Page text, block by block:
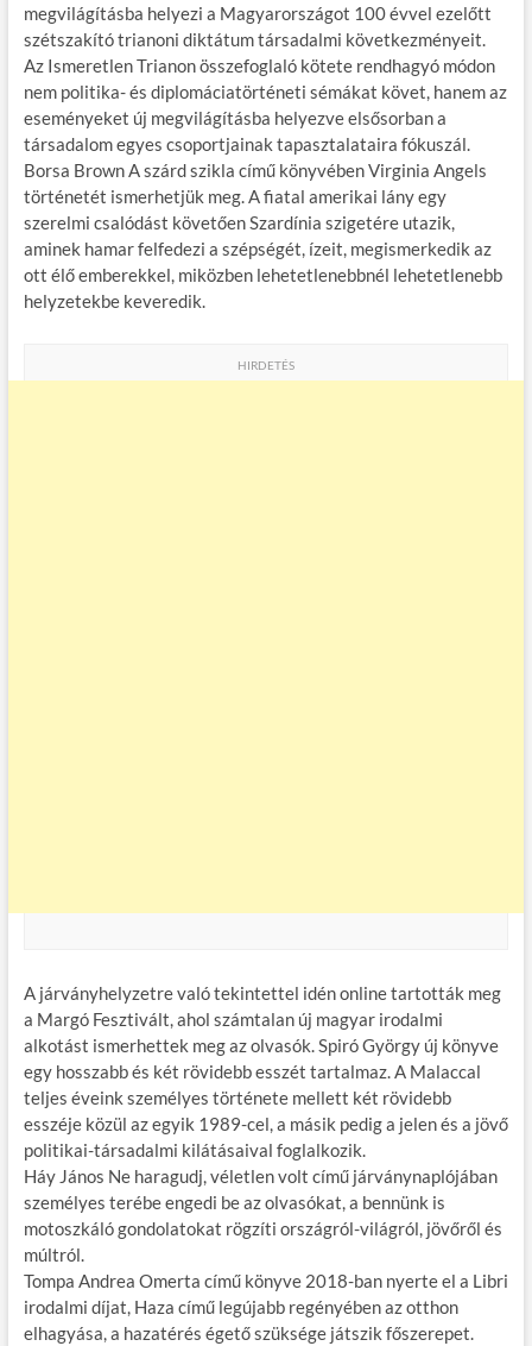
megvilágításba helyezi a Magyarországot 100 évvel ezelőtt
szétszakító trianoni diktátum társadalmi következményeit.
Az Ismeretlen Trianon összefoglaló kötete rendhagyó módon
nem politika- és diplomáciatörténeti sémákat követ, hanem az
eseményeket új megvilágításba helyezve elsősorban a
társadalom egyes csoportjainak tapasztalataira fókuszál.
Borsa Brown A szárd szikla című könyvében Virginia Angels
történetét ismerhetjük meg. A fiatal amerikai lány egy
szerelmi csalódást követően Szardínia szigetére utazik,
aminek hamar felfedezi a szépségét, ízeit, megismerkedik az
ott élő emberekkel, miközben lehetetlenebbnél lehetetlenebb
helyzetekbe keveredik.
HIRDETÉS
A járványhelyzetre való tekintettel idén online tartották meg
a Margó Fesztivált, ahol számtalan új magyar irodalmi
alkotást ismerhettek meg az olvasók. Spiró György új könyve
egy hosszabb és két rövidebb esszét tartalmaz. A Malaccal
teljes éveink személyes története mellett két rövidebb
esszéje közül az egyik 1989-cel, a másik pedig a jelen és a jövő
politikai-társadalmi kilátásaival foglalkozik.
Háy János Ne haragudj, véletlen volt című járványnaplójában
személyes terébe engedi be az olvasókat, a bennünk is
motoszkáló gondolatokat rögzíti országról-világról, jövőről és
múltról.
Tompa Andrea Omerta című könyve 2018-ban nyerte el a Libri
irodalmi díjat, Haza című legújabb regényében az otthon
elhagyása, a hazatérés égető szüksége játszik főszerepet.